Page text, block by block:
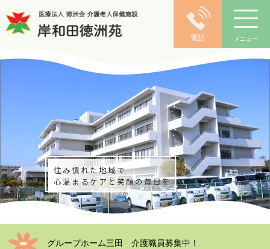
電話 メニュー
はじめよう介護改革！
抱え込む介護から頼れる介護へ
グループホーム三田 介護職員募集中！